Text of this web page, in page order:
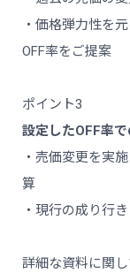
・価格弾力性を
OFF率をご提案
ポイント3
設定したOFF率
・売価変更を実
算
・現行の成り行
詳細な資料に関